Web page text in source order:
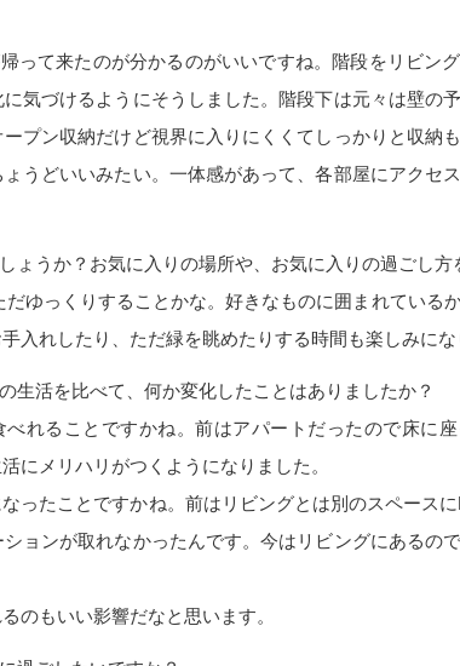
って来たのが分かるのがいいですね。階段をリビング
気づけるようにそうしました。階段下は元々は壁の
プン収納だけど視界に入りにくくてしっかりと収納
うどいいみたい。一体感があって、各部屋にアクセ
ょうか？お気に入りの場所や、お気に入りの過ごし方
ゆっくりすることかな。好きなものに囲まれている
入れしたり、ただ緑を眺めたりする時間も楽しみにな
生活を比べて、何か変化したことはありましたか？
れることですかね。前はアパートだったので床に
にメリハリがつくようになりました。
ったことですかね。前はリビングとは別のスペース
ョンが取れなかったんです。今はリビングにあるの
のもいい影響だなと思います。